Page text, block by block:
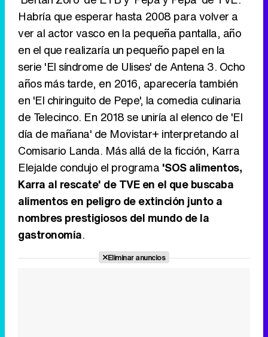
Habría que esperar hasta 2008 para volver a
ver al actor vasco en la pequeña pantalla, año
en el que realizaría un pequeño papel en la
serie 'El síndrome de Ulises' de Antena 3. Ocho
años más tarde, en 2016, aparecería también
en 'El chiringuito de Pepe', la comedia culinaria
de Telecinco. En 2018 se uniría al elenco de 'El
día de mañana' de Movistar+ interpretando al
Comisario Landa. Más allá de la ficción, Karra
Elejalde condujo el programa 'SOS alimentos,
Karra al rescate' de TVE en el que buscaba
alimentos en peligro de extinción junto a
nombres prestigiosos del mundo de la
gastronomía.
Eliminar anuncios